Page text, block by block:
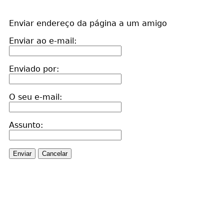
Enviar endereço da página a um amigo
Enviar ao e-mail:
Enviado por:
O seu e-mail:
Assunto:
Enviar Cancelar